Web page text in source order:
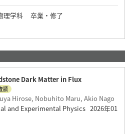
理学科 卒業・修了
Dark Matter in Flux
読
Hirose, Nobuhito Maru, Akio Nago
and Experimental Physics 2026年01